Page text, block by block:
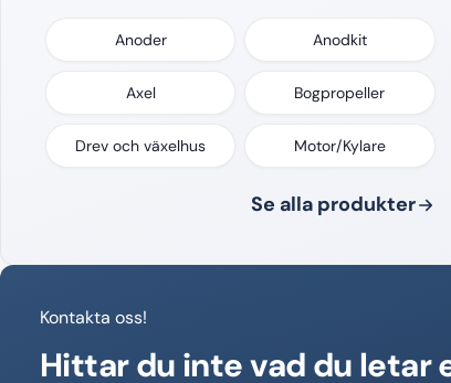
Anoder Anodkit
Axel Bogpropeller
Drev och växelhus Motor/Kylare
Se alla produkter
Kontakta oss!
Hittar du inte vad du letar